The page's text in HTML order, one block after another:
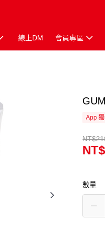
線上DM 會員專區
App
數量